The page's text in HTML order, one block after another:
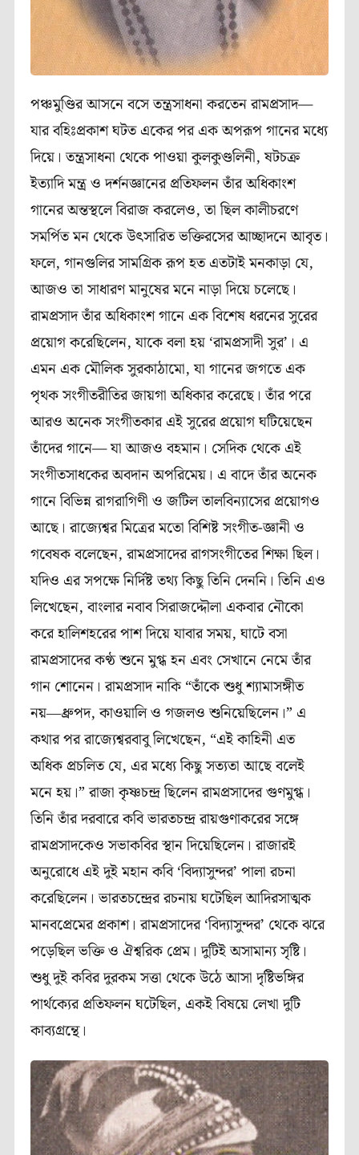
পঞ্চমুণ্ডির আসনে বসে তন্ত্রসাধনা করতেন রামপ্রসাদ—
যার বহিঃপ্রকাশ ঘটত একের পর এক অপরূপ গানের মধ্যে
দিয়ে। তন্ত্রসাধনা থেকে পাওয়া কুলকুণ্ডলিনী, ষটচক্র
ইত‍্যাদি মন্ত্র ও দর্শনজ্ঞানের প্রতিফলন তাঁর অধিকাংশ
গানের অন্তস্থলে বিরাজ করলেও, তা ছিল কালীচরণে
সমর্পিত মন থেকে উৎসারিত ভক্তিরসের আচ্ছাদনে আবৃত।
ফলে, গানগুলির সামগ্রিক রূপ হত এতটাই মনকাড়া যে,
আজও তা সাধারণ মানুষের মনে নাড়া দিয়ে চলেছে।
রামপ্রসাদ তাঁর অধিকাংশ গানে এক বিশেষ ধরনের সুরের
প্রয়োগ করেছিলেন, যাকে বলা হয় ‘রামপ্রসাদী সুর’। এ
এমন এক মৌলিক সুরকাঠামো, যা গানের জগতে এক
পৃথক সংগীতরীতির জায়গা অধিকার করেছে। তাঁর পরে
আরও অনেক সংগীতকার এই সুরের প্রয়োগ ঘটিয়েছেন
তাঁদের গানে— যা আজও বহমান। সেদিক থেকে এই
সংগীতসাধকের অবদান অপরিমেয়। এ বাদে তাঁর অনেক
গানে বিভিন্ন রাগরাগিণী ও জটিল তালবিন‍্যাসের প্রয়োগও
আছে। রাজ‍্যেশ্বর মিত্রের মতো বিশিষ্ট সংগীত-জ্ঞানী ও
গবেষক বলেছেন, রামপ্রসাদের রাগসংগীতের শিক্ষা ছিল।
যদিও এর সপক্ষে নির্দিষ্ট তথ্য কিছু তিনি দেননি। তিনি এও
লিখেছেন, বাংলার নবাব সিরাজদ্দৌলা একবার নৌকো
করে হালিশহরের পাশ দিয়ে যাবার সময়, ঘাটে বসা
রামপ্রসাদের কণ্ঠ শুনে মুগ্ধ হন এবং সেখানে নেমে তাঁর
গান শোনেন। রামপ্রসাদ নাকি “তাঁকে শুধু শ‍্যামাসঙ্গীত
নয়―ধ্রুপদ, কাওয়ালি ও গজলও শুনিয়েছিলেন।” এ
কথার পর রাজ‍্যেশ্বরবাবু লিখেছেন, “এই কাহিনী এত
অধিক প্রচলিত যে, এর মধ্যে কিছু সত‍্যতা আছে বলেই
মনে হয়।” রাজা কৃষ্ণচন্দ্র ছিলেন রামপ্রসাদের গুণমুগ্ধ।
তিনি তাঁর দরবারে কবি ভারতচন্দ্র রায়গুণাকরের সঙ্গে
রামপ্রসাদকেও সভাকবির স্থান দিয়েছিলেন। রাজারই
অনুরোধে এই দুই মহান কবি ‘বিদ‍্যাসুন্দর’ পালা রচনা
করেছিলেন। ভারতচন্দ্রের রচনায় ঘটেছিল আদিরসাত্মক
মানবপ্রেমের প্রকাশ। রামপ্রসাদের ‘বিদ‍্যাসুন্দর’ থেকে ঝরে
পড়েছিল ভক্তি ও ঐশ্বরিক প্রেম। দুটিই অসামান‍্য সৃষ্টি।
শুধু দুই কবির দুরকম সত্তা থেকে উঠে আসা দৃষ্টিভঙ্গির
পার্থক্যের প্রতিফলন ঘটেছিল, একই বিষয়ে লেখা দুটি
কাব‍্যগ্রন্থে।